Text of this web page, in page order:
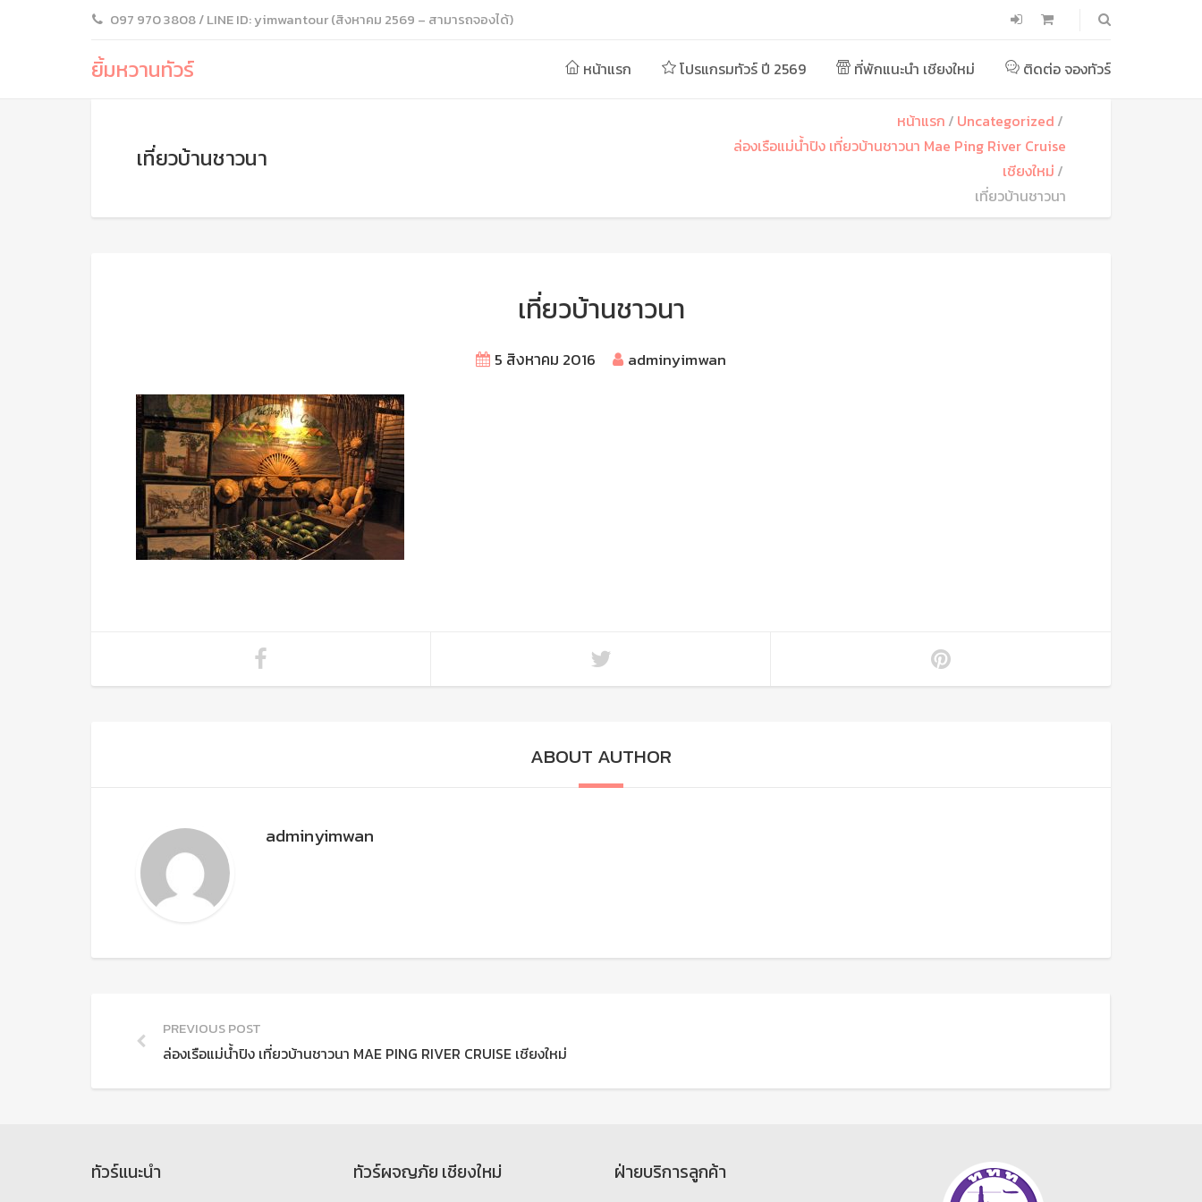
097 970 3808 / LINE ID: yimwantour (สิงหาคม 2569 – สามารถจองได้)
ยิ้มหวานทัวร์ หน้าแรก โปรแกรมทัวร์ ปี 2569 ที่พักแนะนำ เชียงใหม่ ติดต่อ จองทัวร์
เที่ยวบ้านชาวนา
หน้าแรก
Uncategorized
ล่องเรือแม่น้ำปิง เที่ยวบ้านชาวนา Mae Ping River Cruise
เชียงใหม่
เที่ยวบ้านชาวนา
เที่ยวบ้านชาวนา
5 สิงหาคม 2016 adminyimwan
ABOUT AUTHOR
adminyimwan
PREVIOUS POST
ล่องเรือแม่น้ำปิง เที่ยวบ้านชาวนา MAE PING RIVER CRUISE เชียงใหม่
ทัวร์แนะนำ ทัวร์ผจญภัย เชียงใหม่ ฝ่ายบริการลูกค้า